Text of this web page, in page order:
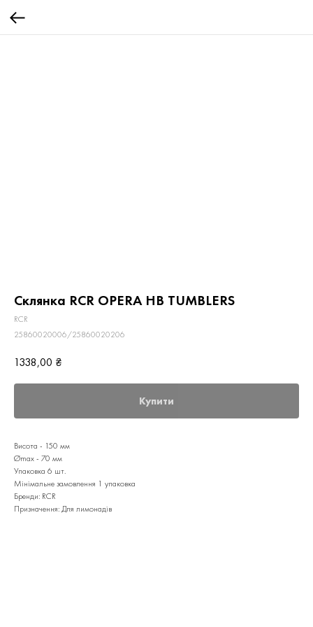
Склянка RCR OPERA HB TUMBLERS
RCR
25860020006/25860020206
1338,00 ₴
Купити
Висота - 150 мм
Ømax - 70 мм
Упаковка 6 шт.
Мінімальне замовлення 1 упаковка
Бренди: RCR
Призначення: Для лимонадів